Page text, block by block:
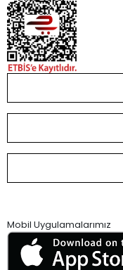
Mobil Uygulamalarımız